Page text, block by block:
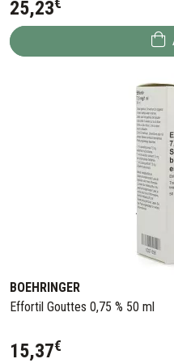
25,23
BOEHRINGER
Effortil Gouttes 0,75 % 50 ml
15,37€